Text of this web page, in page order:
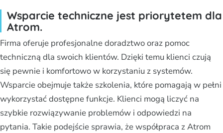
Wsparcie techniczne jest priorytetem dla
Atrom.
Firma oferuje profesjonalne doradztwo oraz pomoc
techniczną dla swoich klientów. Dzięki temu klienci czują
się pewnie i komfortowo w korzystaniu z systemów.
Wsparcie obejmuje także szkolenia, które pomagają w pełni
wykorzystać dostępne funkcje. Klienci mogą liczyć na
szybkie rozwiązywanie problemów i odpowiedzi na
pytania. Takie podejście sprawia, że współpraca z Atrom